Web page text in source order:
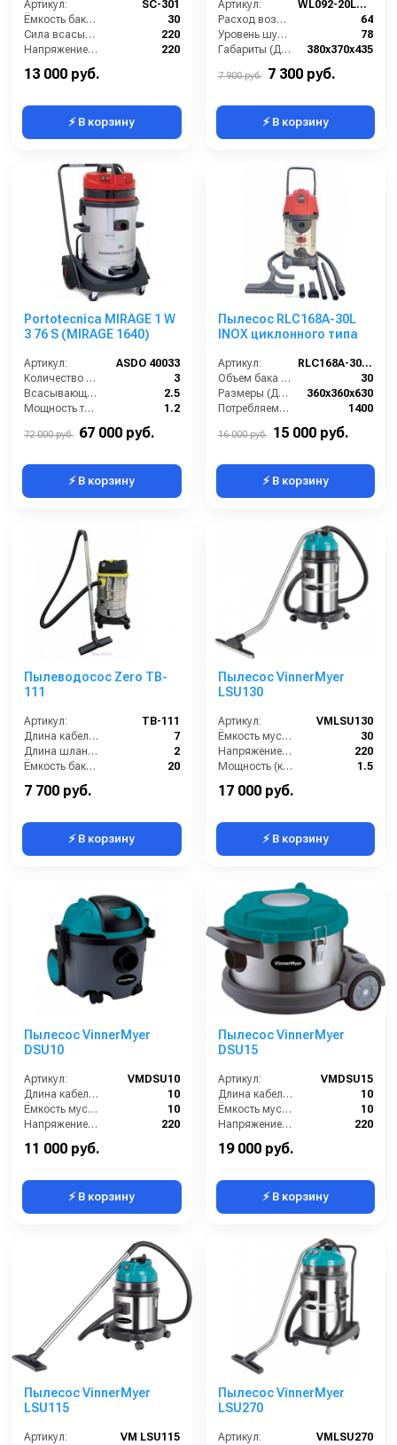
Артикул:
SC-301
Ёмкость бака (л):
30
Сила всасывания (мбар):
220
Напряжение (В):
220
Мощность (кВт):
13 000 руб.
⚡ В корзину
Артикул:
WL092-20LPS PLAST
Расход воздуха (л/сек):
64
Уровень шума (дБ(А)):
78
Габариты (ДхШхВ):
380х370х435
7 900 руб. 7 300 руб.
⚡ В корзину
Portotecnica MIRAGE 1 W
3 76 S (MIRAGE 1640)
Артикул:
ASDO 40033
Количество турбин (шт):
3
Всасывающий шланг (м):
2.5
Мощность турбины (Вт):
1.2
72 000 руб. 67 000 руб.
⚡ В корзину
Пылесос RLC168A-30L
INOX циклонного типа
Артикул:
RLC168A-30L INOX
Объем бака (л):
30
Размеры (ДхШхВ):
360x360x630
Потребляемая мощность (Вт):
1400
16 000 руб. 15 000 руб.
⚡ В корзину
Пылеводосос Zero TB-
111
Артикул:
TB-111
Длина кабеля (м):
7
Длина шланга (м):
2
Ёмкость бака (л):
20
Мощность (Вт):
7 700 руб.
⚡ В корзину
Пылесос VinnerMyer
LSU130
Артикул:
VMLSU130
Ёмкость мусоросборника (л):
30
Напряжение (В):
220
Мощность (кВт):
1.5
Длина сетевого шнура (м):
17 000 руб.
⚡ В корзину
Пылесос VinnerMyer
DSU10
Артикул:
VMDSU10
Длина кабеля (м):
10
Ёмкость мусоросборника (л):
10
Напряжение (В):
220
Мощность (кВт):
11 000 руб.
⚡ В корзину
Пылесос VinnerMyer
DSU15
Артикул:
VMDSU15
Длина кабеля (м):
10
Ёмкость мусоросборника (л):
10
Напряжение (В):
220
Мощность (кВт):
19 000 руб.
⚡ В корзину
Пылесос VinnerMyer
LSU115
Артикул:
VM LSU115
Пылесос VinnerMyer
LSU270
Артикул:
VMLSU270